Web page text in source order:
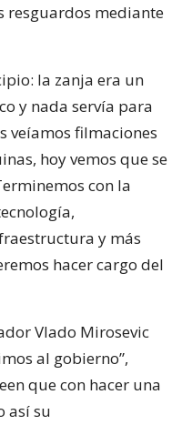
resguardos mediante
la zanja era un
y nada servía para
veíamos filmaciones
hoy vemos que se
con la
y más
hacer cargo del
Vlado Mirosevic
al gobierno”,
que con hacer una
así su